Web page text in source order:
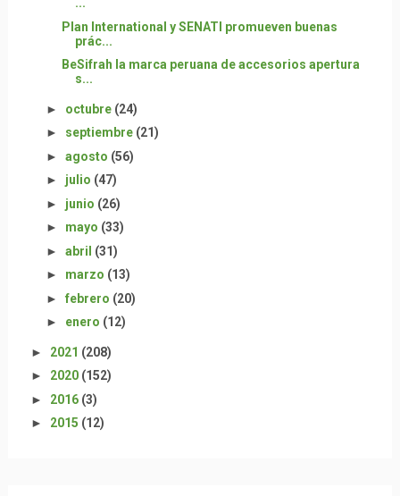
Plan International y SENATI promueven buenas
prác...
BeSifrah la marca peruana de accesorios apertura
s...
► octubre (24)
► septiembre (21)
► agosto (56)
► julio (47)
► junio (26)
► mayo (33)
► abril (31)
► marzo (13)
► febrero (20)
► enero (12)
► 2021 (208)
► 2020 (152)
► 2016 (3)
► 2015 (12)